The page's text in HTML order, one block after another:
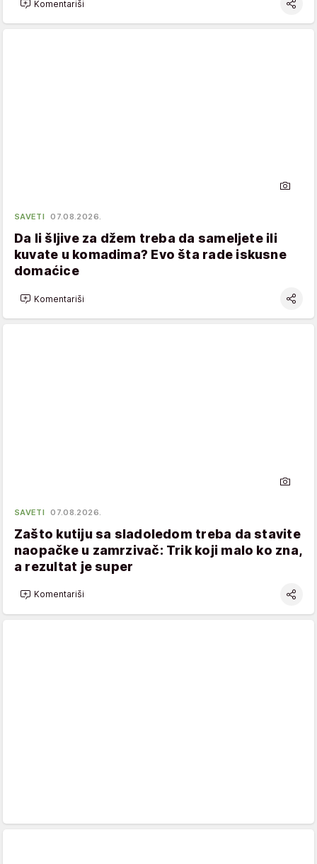
Komentariši
SAVETI 07.08.2026.
Da li šljive za džem treba da sameljete ili
kuvate u komadima? Evo šta rade iskusne
domaćice
Komentariši
SAVETI 07.08.2026.
Zašto kutiju sa sladoledom treba da stavite
naopačke u zamrzivač: Trik koji malo ko zna,
a rezultat je super
Komentariši